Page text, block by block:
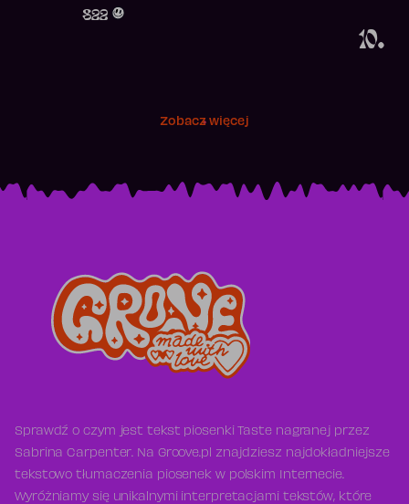
10.
822
Zobacz więcej
Sprawdź o czym jest tekst piosenki Taste nagranej przez
Sabrina Carpenter. Na Groove.pl znajdziesz najdokładniejsze
tekstowo tłumaczenia piosenek w polskim Internecie.
Wyróżniamy się unikalnymi interpretacjami tekstów, które